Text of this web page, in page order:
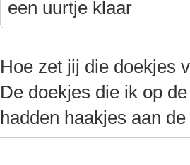
een uurtje klaar
Hoe zet jij die doekjes
De doekjes die ik op
hadden haakjes aan